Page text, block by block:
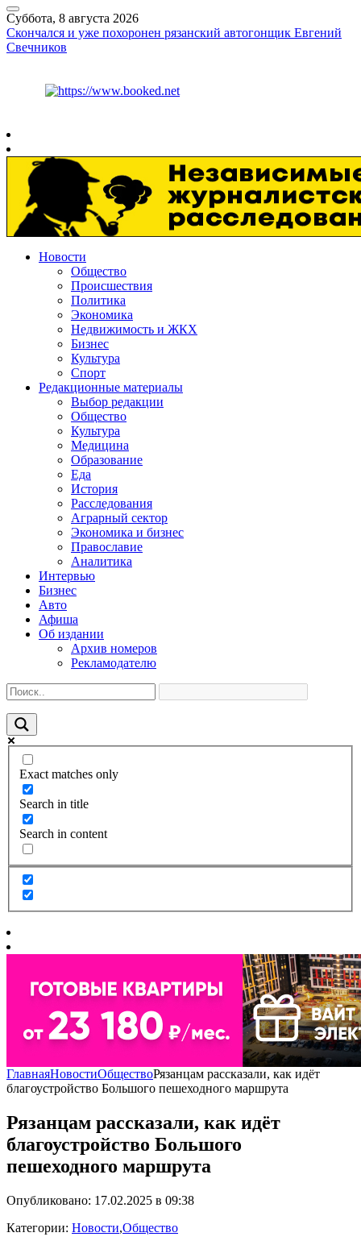
Суббота, 8 августа 2026
Скончался и уже похоронен рязанский автогонщик Евгений
Свечников
Новости
Общество
Происшествия
Политика
Экономика
Недвижимость и ЖКХ
Бизнес
Культура
Спорт
Редакционные материалы
Выбор редакции
Общество
Культура
Медицина
Образование
Еда
История
Расследования
Аграрный сектор
Экономика и бизнес
Православие
Аналитика
Интервью
Бизнес
Авто
Афиша
Об издании
Архив номеров
Рекламодателю
Exact matches only
Search in title
Search in content
ГлавнаяНовостиОбществоРязанцам рассказали, как идёт
благоустройство Большого пешеходного маршрута
Рязанцам рассказали, как идёт
благоустройство Большого
пешеходного маршрута
Опубликовано: 17.02.2025 в 09:38
Категории: Новости,Общество